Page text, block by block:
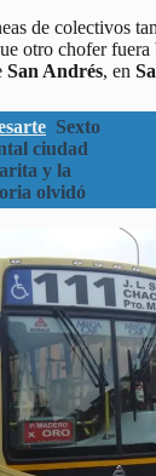
de colectivos
otro chofer fuera
San Andrés, en
Sexto
ciudad
y la
olvidó